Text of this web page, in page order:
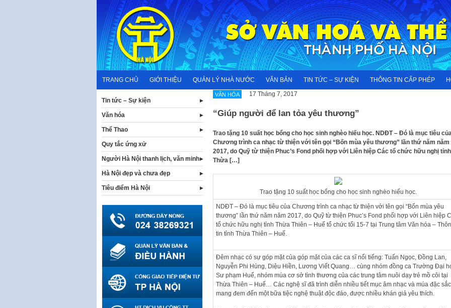
content
TRANG CHỦ GIỚI THIỆU QUẢN LÝ NHÀ NƯỚC VĂN BẢN TIN TỨC – SỰ KIỆN THÔNG TIN CẤP PHÉP
VĂN HÓA 17 Tháng 7, 2017
“Giúp người để lan tỏa yêu thương”
Trao tặng 10 suất học bổng cho học sinh nghèo hiếu học. NDĐT – Đó là mục tiêu của
Chương trình ca nhạc từ thiện với tên gọi “Bốn mùa yêu thương” lần thứ năm năm
2017, do Quỹ từ thiện Phuc’s Fond phối hợp với Liên hiệp Các tổ chức hữu nghị tỉnh
Thừa […]
Trao tặng 10 suất học bổng cho học sinh nghèo hiếu học.
NDĐT – Đó là mục tiêu của Chương trình ca nhạc từ thiện với tên gọi “Bốn mùa yêu
thương” lần thứ năm năm 2017, do Quỹ từ thiện Phuc’s Fond phối hợp với Liên hiệp
tổ chức hữu nghị tỉnh Thừa Thiên – Huế tổ chức tối 15-7 tại Trung tâm Văn hóa –
tin tỉnh Thừa Thiên – Huế.
Đêm nhạc có sự góp mặt của góp mặt của các ca sĩ nổi tiếng: Tuấn Ngọc, Đồng Lan,
Nguyễn Phi Hùng, Diệu Hiền, Lương Viết Quang… cùng nhóm đồng ca Trường Đại
Sư phạm Huế, nhóm múa cơ sở tình thương của các trung tâm nuôi dạy trẻ mồ côi tại
Thừa Thiên – Huế… Các nghệ sĩ đã trình diễn nhiều tiết mục âm nhạc và múa đặc sắc,
mang đem đến một bữa tiệc nghệ thuật độc đáo, được nhiều khán giả yêu thích.
Tin tức – Sự kiện
Văn hóa
Thể Thao
Quy tắc ứng xử
Người Hà Nội thanh lịch, văn minh
Hà Nội đẹp và chưa đẹp
Tiêu điểm Hà Nội